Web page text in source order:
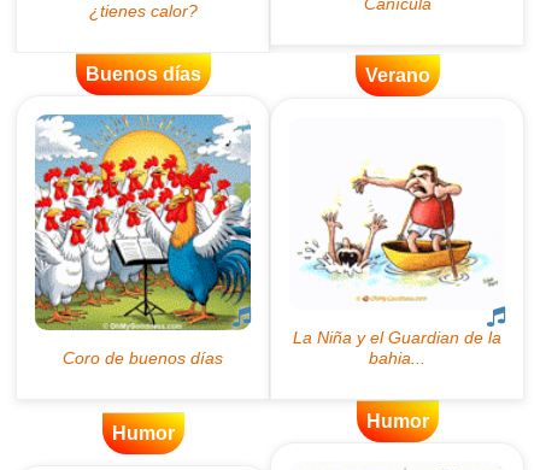
Buenos días Verano
Humor
Humor